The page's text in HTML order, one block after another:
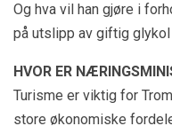
Og hva vil han gjøre i
på utslipp av giftig
HVOR ER
Turisme er viktig for
store økonomiske